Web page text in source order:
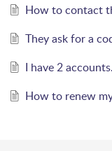
How to contact
They ask for a
I have 2
How to renew